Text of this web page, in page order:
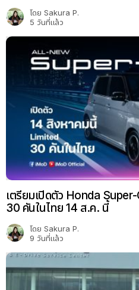
โดย Sakura P.
5 วันที่แล้ว
เตรียมเปิดตัว Honda
30 คันในไทย 14 ส.ค. นี้
โดย Sakura P.
9 วันที่แล้ว